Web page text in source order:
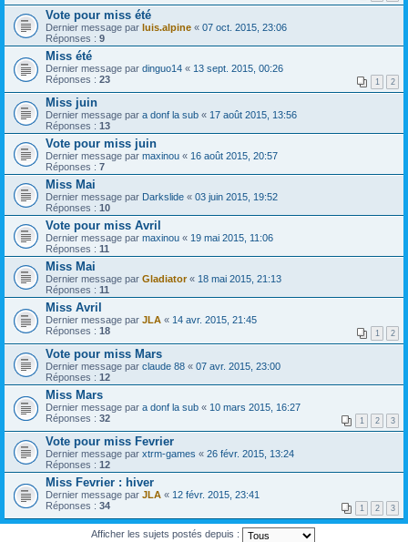
Vote pour miss été
Dernier message par luis.alpine « 07 oct. 2015, 23:06
Réponses : 9
Miss été
Dernier message par dinguo14 « 13 sept. 2015, 00:26
Réponses : 23 1 2
Miss juin
Dernier message par a donf la sub « 17 août 2015, 13:56
Réponses : 13
Vote pour miss juin
Dernier message par maxinou « 16 août 2015, 20:57
Réponses : 7
Miss Mai
Dernier message par Darkslide « 03 juin 2015, 19:52
Réponses : 10
Vote pour miss Avril
Dernier message par maxinou « 19 mai 2015, 11:06
Réponses : 11
Miss Mai
Dernier message par Gladiator« 18 mai 2015, 21:13
Réponses : 11
Miss Avril
Dernier message par JLA « 14 avr. 2015, 21:45
Réponses : 18 1 2
Vote pour miss Mars
Dernier message par claude 88 « 07 avr. 2015, 23:00
Réponses : 12
Miss Mars
Dernier message par a donf la sub « 10 mars 2015, 16:27
Réponses : 32 1 2 3
Vote pour miss Fevrier
Dernier message par xtrm-games « 26 févr. 2015, 13:24
Réponses : 12
Miss Fevrier : hiver
Dernier message par JLA « 12 févr. 2015, 23:41
Réponses : 34 1 2 3
Afficher les sujets postés depuis :